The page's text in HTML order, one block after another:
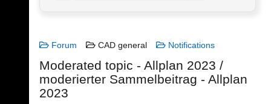
Forum CAD general Notifications
Moderated topic - Allplan 2023 /
moderierter Sammelbeitrag - Allplan
2023